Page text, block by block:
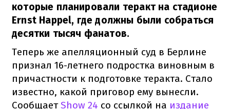
которые планировали теракт на стадионе
Ernst Happel, где должны были собраться
десятки тысяч фанатов.
Теперь же апелляционный суд в Берлине
признал 16-летнего подростка виновным в
причастности к подготовке теракта. Стало
известно, какой приговор ему вынесли.
СообщаетShow 24 со ссылкой на издание